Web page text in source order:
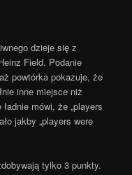
dzieje się z
Field. Podanie
powtórka pokazuje, że
inne miejsce niż
mówi, że „players
jakby „players were
tylko 3 punkty.